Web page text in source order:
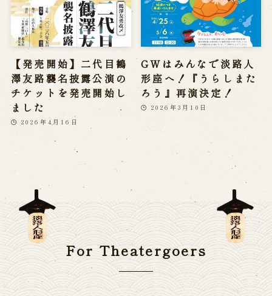
【発売開始】二代目鶴
澤友路襲名披露公演の
チケットを発売開始し
ました
2026年4月16日
GWはみんなで淡路人
形座へ！『うらしまた
ろう』再演決定！
2026年3月10日
For Theatergoers